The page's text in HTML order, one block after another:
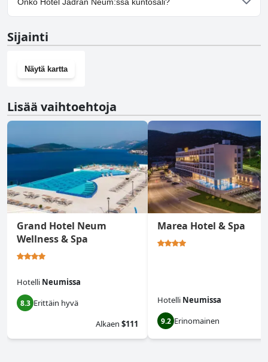
Sijainti
Näytä kartta
Lisää vaihtoehtoja
Grand Hotel Neum
Wellness & Spa
Hotelli Neumissa
8.3 Erittäin hyvä
Alkaen $111
Marea Hotel & Spa
Hotelli Neumissa
9.2 Erinomainen